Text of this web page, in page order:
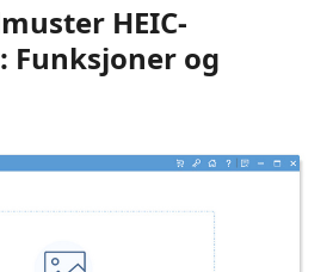
HEIC-
Funksjoner og